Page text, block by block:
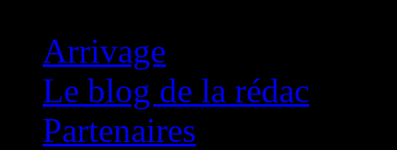
Arrivage
Le blog de la rédac
Partenaires